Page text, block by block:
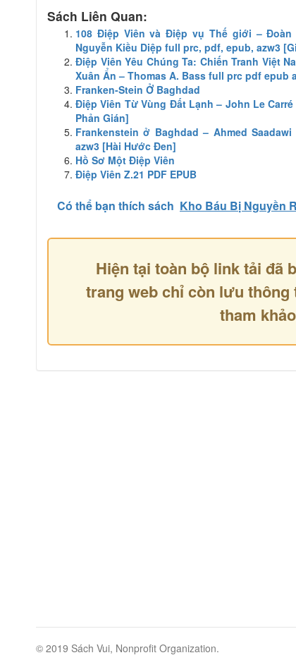
Sách Liên Quan:
108 Điệp Viên và Điệp vụ Thế giới –
Nguyễn Kiều Diệp full prc, pdf, epub, azw3
Điệp Viên Yêu Chúng Ta: Chiến Tranh Việt
Xuân Ẩn – Thomas A. Bass full prc pdf epub
Franken-Stein Ở Baghdad
Điệp Viên Từ Vùng Đất Lạnh – John Le
Phản Gián]
Frankenstein ở Baghdad – Ahmed
azw3 [Hài Hước Đen]
Hồ Sơ Một Điệp Viên
Điệp Viên Z.21 PDF EPUB
Có thể bạn thích sách Kho Báu Bị Nguyền
Hiện tại toàn bộ link tải đã
trang web chỉ còn lưu thông
tham
© 2019 Sách Vui, Nonprofit Organization.